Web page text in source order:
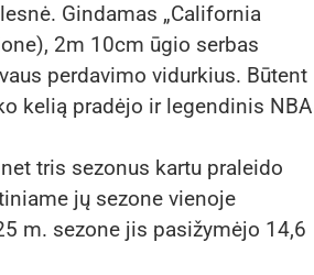
Gindamas „California
2m 10cm ūgio serbas
perdavimo vidurkius. Būtent
kelią pradėjo ir legendinis NBA
tris sezonus kartu praleido
jų sezone vienoje
m. sezone jis pasižymėjo 14,6